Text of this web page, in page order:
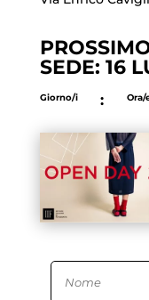
SEDE: 16
Giorno/i : Ora/